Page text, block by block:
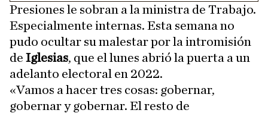
Presiones le sobran a la ministra de Trabajo.
Especialmente internas. Esta semana no
pudo ocultar su malestar por la intromisión
de Iglesias, que el lunes abrió la puerta a un
adelanto electoral en 2022.
«Vamos a hacer tres cosas: gobernar,
gobernar y gobernar. El resto de